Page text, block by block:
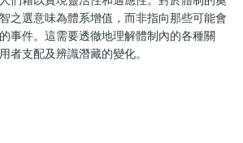
之選意味為體系增值，而非指向那些可能會
事件。這需要透徹地理解體制內的各種關
者支配及辨識潛藏的變化。